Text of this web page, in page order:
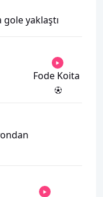
gole yaklaştı
Fode Koita